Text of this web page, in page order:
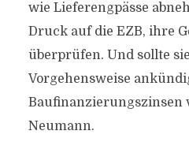
wie Lieferengpässe
Druck auf die EZB, ihre
überprüfen. Und sollte
Vorgehensweise
Baufinanzierungszinsen
Neumann.